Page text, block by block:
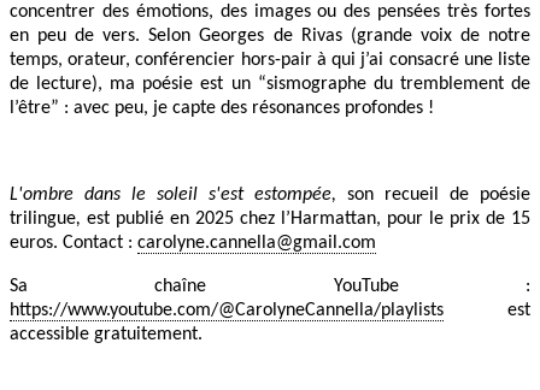
concentrer des émotions, des images ou des pensées très fortes
en peu de vers. Selon Georges de Rivas (grande voix de notre
temps, orateur, conférencier hors-pair à qui j’ai consacré une liste
de lecture), ma poésie est un “sismographe du tremblement de
l’être” : avec peu, je capte des résonances profondes !
L'ombre dans le soleil s'est estompée, son recueil de poésie
trilingue, est publié en 2025 chez l’Harmattan, pour le prix de 15
euros. Contact : carolyne.cannella@gmail.com
Sa chaîne YouTube :
https://www.youtube.com/@CarolyneCannella/playlists est
accessible gratuitement.